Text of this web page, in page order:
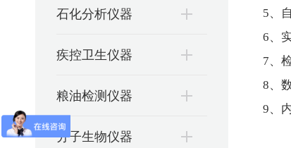
石化分析仪器
疾控卫生仪器
粮油检测仪器
分子生物仪器
5、
6、
7、
8、
9、